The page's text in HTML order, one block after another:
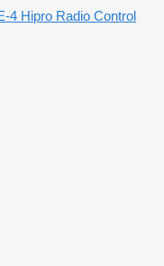
4 Hipro Radio Control